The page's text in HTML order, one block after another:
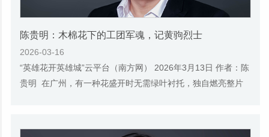
陈贵明：木棉花下的工团军魂，记黄驹烈士
2026-03-16
“英雄花开英雄城”云平台（南方网） 2026年3月13日 作者：陈
贵明 在广州，有一种花盛开时无需绿叶衬托，独自燃亮整片